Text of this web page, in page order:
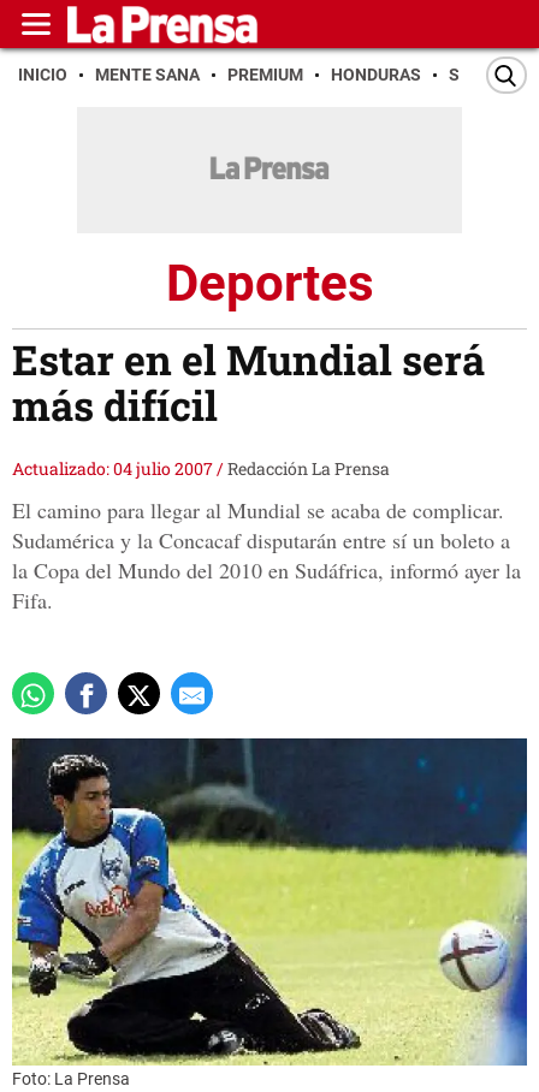
INICIO MENTE SANA PREMIUM HONDURAS SAN PEDRO
Deportes
Estar en el Mundial será
más difícil
Actualizado: 04 julio 2007/Redacción La Prensa
El camino para llegar al Mundial se acaba de complicar.
Sudamérica y la Concacaf disputarán entre sí un boleto a
la Copa del Mundo del 2010 en Sudáfrica, informó ayer la
Fifa.
Foto: La Prensa